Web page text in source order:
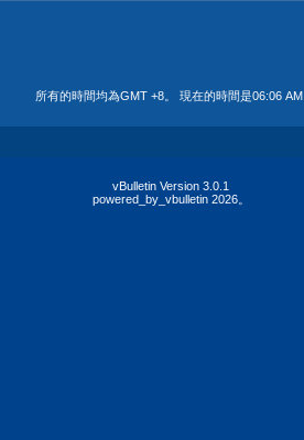
所有的時間均為GMT +8。 現在的時間是06:06 AM
vBulletin Version 3.0.1
powered_by_vbulletin 2026。